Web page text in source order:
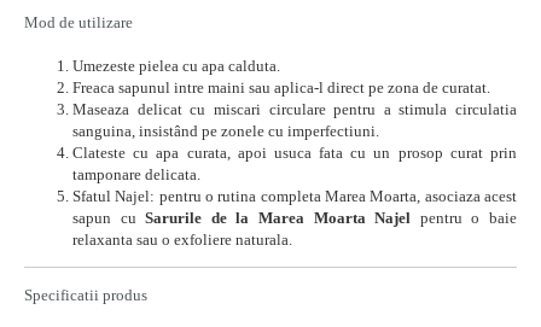
Mod de utilizare
Umezeste pielea cu apa calduta.
Freaca sapunul intre maini sau aplica-l direct pe zona de curatat.
Maseaza delicat cu miscari circulare pentru a stimula circulatia
sanguina, insistând pe zonele cu imperfectiuni.
Clateste cu apa curata, apoi usuca fata cu un prosop curat prin
tamponare delicata.
Sfatul Najel: pentru o rutina completa Marea Moarta, asociaza acest
sapun cuSarurile de la Marea Moarta Najel pentru o baie
relaxanta sau o exfoliere naturala.
Specificatii produs